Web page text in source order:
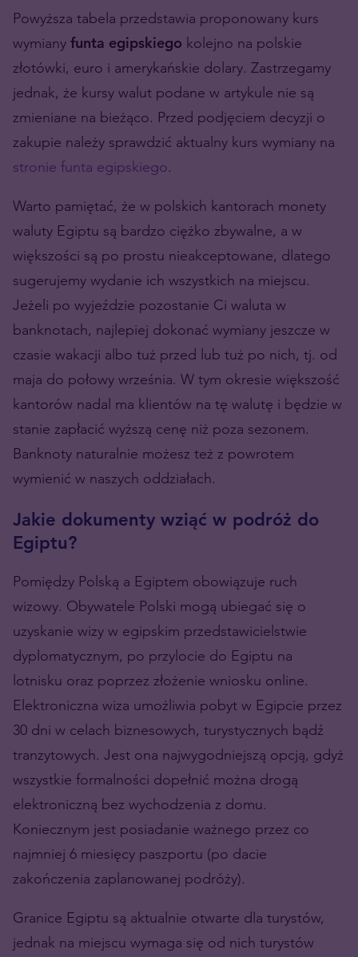
Powyższa tabela przedstawia proponowany kurs
wymiany funta egipskiego kolejno na polskie
złotówki, euro i amerykańskie dolary. Zastrzegamy
jednak, że kursy walut podane w artykule nie są
zmieniane na bieżąco. Przed podjęciem decyzji o
zakupie należy sprawdzić aktualny kurs wymiany na
stronie funta egipskiego.
Warto pamiętać, że w polskich kantorach monety
waluty Egiptu są bardzo ciężko zbywalne, a w
większości są po prostu nieakceptowane, dlatego
sugerujemy wydanie ich wszystkich na miejscu.
Jeżeli po wyjeździe pozostanie Ci waluta w
banknotach, najlepiej dokonać wymiany jeszcze w
czasie wakacji albo tuż przed lub tuż po nich, tj. od
maja do połowy września. W tym okresie większość
kantorów nadal ma klientów na tę walutę i będzie w
stanie zapłacić wyższą cenę niż poza sezonem.
Banknoty naturalnie możesz też z powrotem
wymienić w naszych oddziałach.
Jakie dokumenty wziąć w podróż do
Egiptu?
Pomiędzy Polską a Egiptem obowiązuje ruch
wizowy. Obywatele Polski mogą ubiegać się o
uzyskanie wizy w egipskim przedstawicielstwie
dyplomatycznym, po przylocie do Egiptu na
lotnisku oraz poprzez złożenie wniosku online.
Elektroniczna wiza umożliwia pobyt w Egipcie przez
30 dni w celach biznesowych, turystycznych bądź
tranzytowych. Jest ona najwygodniejszą opcją, gdyż
wszystkie formalności dopełnić można drogą
elektroniczną bez wychodzenia z domu.
Koniecznym jest posiadanie ważnego przez co
najmniej 6 miesięcy paszportu (po dacie
zakończenia zaplanowanej podróży).
Granice Egiptu są aktualnie otwarte dla turystów,
jednak na miejscu wymaga się od nich turystów